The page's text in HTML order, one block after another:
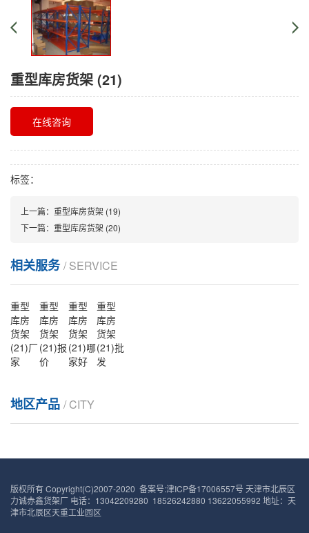
重型库房货架 (21)
在线咨询
标签：
上一篇： 重型库房货架 (19)
下一篇： 重型库房货架 (20)
相关服务/ SERVICE
重型
库房
货架
(21)厂
家
重型
库房
货架
(21)报
价
重型
库房
货架
(21)哪
家好
重型
库房
货架
(21)批
发
地区产品 / CITY
版权所有 Copyright(C)2007-2020 备案号:津ICP备17006557号 天津市北辰区
力诚赤鑫货架厂 电话：13042209280 18526242880 13622055992 地址：天
津市北辰区天重工业园区